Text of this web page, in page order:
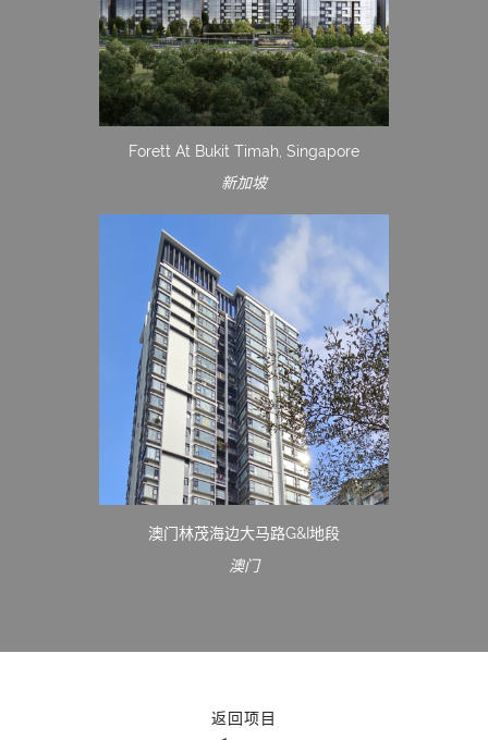
Forett At Bukit Timah, Singapore
新加坡
澳门林茂海边大马路G&I地段
澳门
返回项目